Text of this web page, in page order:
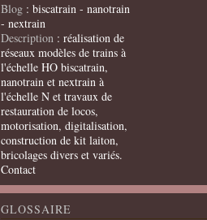
Blog : biscatrain - nanotrain
- nextrain
Description : réalisation de
réseaux modèles de trains à
l'échelle HO biscatrain,
nanotrain et nextrain à
l'échelle N et travaux de
restauration de locos,
motorisation, digitalisation,
construction de kit laiton,
bricolages divers et variés.
Contact
GLOSSAIRE